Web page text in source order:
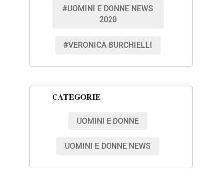
#UOMINI E DONNE NEWS
2020
#VERONICA BURCHIELLI
CATEGORIE
UOMINI E DONNE
UOMINI E DONNE NEWS